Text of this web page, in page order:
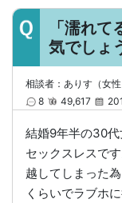
「濡れ
気でしょ
相談者：ありす（
8
49,617
結婚9年半の30
セックスレスで
越してしまった
くらいでラブホ